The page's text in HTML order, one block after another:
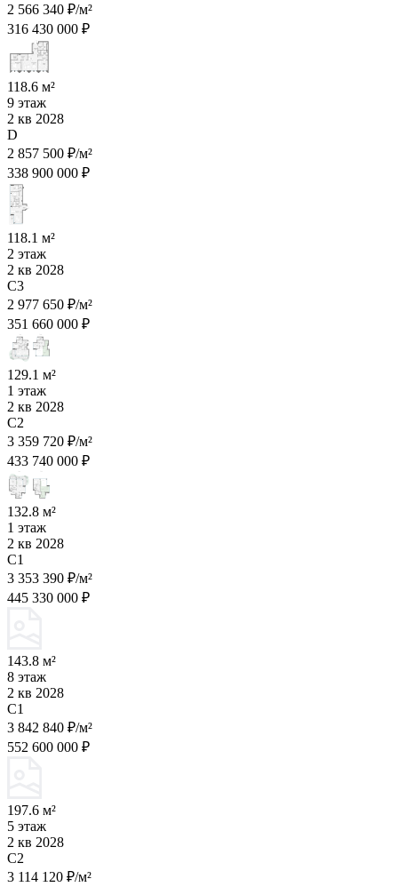
2 566 340 ₽/м²
316 430 000 ₽
118.6 м²
9 этаж
2 кв 2028
D
2 857 500 ₽/м²
338 900 000 ₽
118.1 м²
2 этаж
2 кв 2028
C3
2 977 650 ₽/м²
351 660 000 ₽
129.1 м²
1 этаж
2 кв 2028
C2
3 359 720 ₽/м²
433 740 000 ₽
132.8 м²
1 этаж
2 кв 2028
C1
3 353 390 ₽/м²
445 330 000 ₽
143.8 м²
8 этаж
2 кв 2028
C1
3 842 840 ₽/м²
552 600 000 ₽
197.6 м²
5 этаж
2 кв 2028
C2
3 114 120 ₽/м²